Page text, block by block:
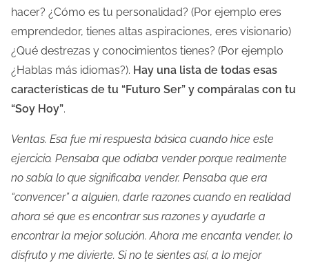
hacer? ¿Cómo es tu personalidad? (Por ejemplo eres
emprendedor, tienes altas aspiraciones, eres visionario)
¿Qué destrezas y conocimientos tienes? (Por ejemplo
¿Hablas más idiomas?). Hay una lista de todas esas
características de tu “Futuro Ser” y compáralas con tu
“Soy Hoy”.
Ventas. Esa fue mi respuesta básica cuando hice este
ejercicio. Pensaba que odiaba vender porque realmente
no sabía lo que significaba vender. Pensaba que era
“convencer” a alguien, darle razones cuando en realidad
ahora sé que es encontrar sus razones y ayudarle a
encontrar la mejor solución. Ahora me encanta vender, lo
disfruto y me divierte. Si no te sientes así, a lo mejor